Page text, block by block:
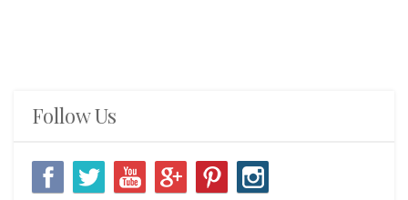
Follow Us